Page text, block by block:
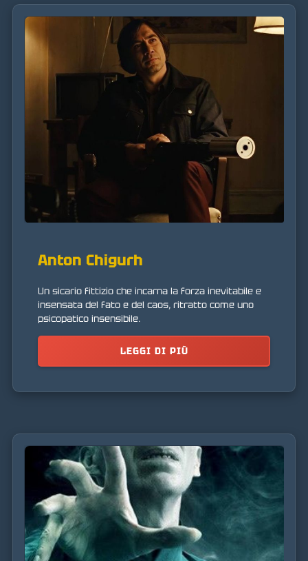
Anton Chigurh
Un sicario fittizio che incarna la forza inevitabile e
insensata del fato e del caos, ritratto come uno
psicopatico insensibile.
LEGGI DI PIÙ